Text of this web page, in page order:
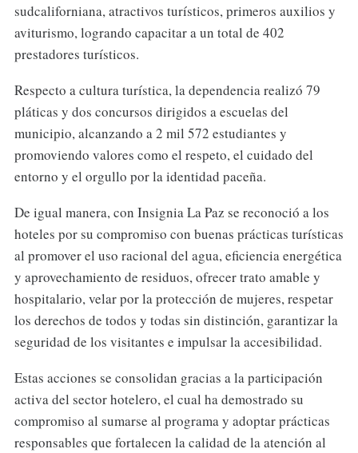
sudcaliforniana, atractivos turísticos, primeros auxilios y
aviturismo, logrando capacitar a un total de 402
prestadores turísticos.
Respecto a cultura turística, la dependencia realizó 79
pláticas y dos concursos dirigidos a escuelas del
municipio, alcanzando a 2 mil 572 estudiantes y
promoviendo valores como el respeto, el cuidado del
entorno y el orgullo por la identidad paceña.
De igual manera, con Insignia La Paz se reconoció a los
hoteles por su compromiso con buenas prácticas turísticas
al promover el uso racional del agua, eficiencia energética
y aprovechamiento de residuos, ofrecer trato amable y
hospitalario, velar por la protección de mujeres, respetar
los derechos de todos y todas sin distinción, garantizar la
seguridad de los visitantes e impulsar la accesibilidad.
Estas acciones se consolidan gracias a la participación
activa del sector hotelero, el cual ha demostrado su
compromiso al sumarse al programa y adoptar prácticas
responsables que fortalecen la calidad de la atención al